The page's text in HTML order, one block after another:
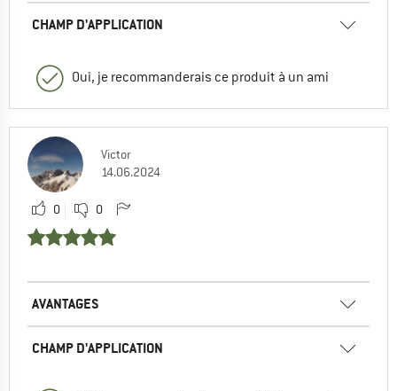
CHAMP D'APPLICATION
Oui, je recommanderais ce produit à un ami
Victor
14.06.2024
0 0
AVANTAGES
CHAMP D'APPLICATION